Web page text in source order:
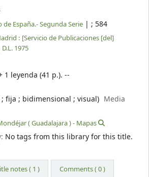
España.- Segunda Serie | ; 584
: [Servicio de Publicaciones [del]
D.L. 1975
1 leyenda (41 p.). --
fija ; bidimensional ; visual) Media
( Guadalajara ) - Mapas
No tags from this library for this title.
notes ( 1 ) Comments ( 0 )